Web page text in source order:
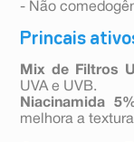
- Não
Princais
Mix de Filtros
UVA e UVB.
Niacinamida
melhora a